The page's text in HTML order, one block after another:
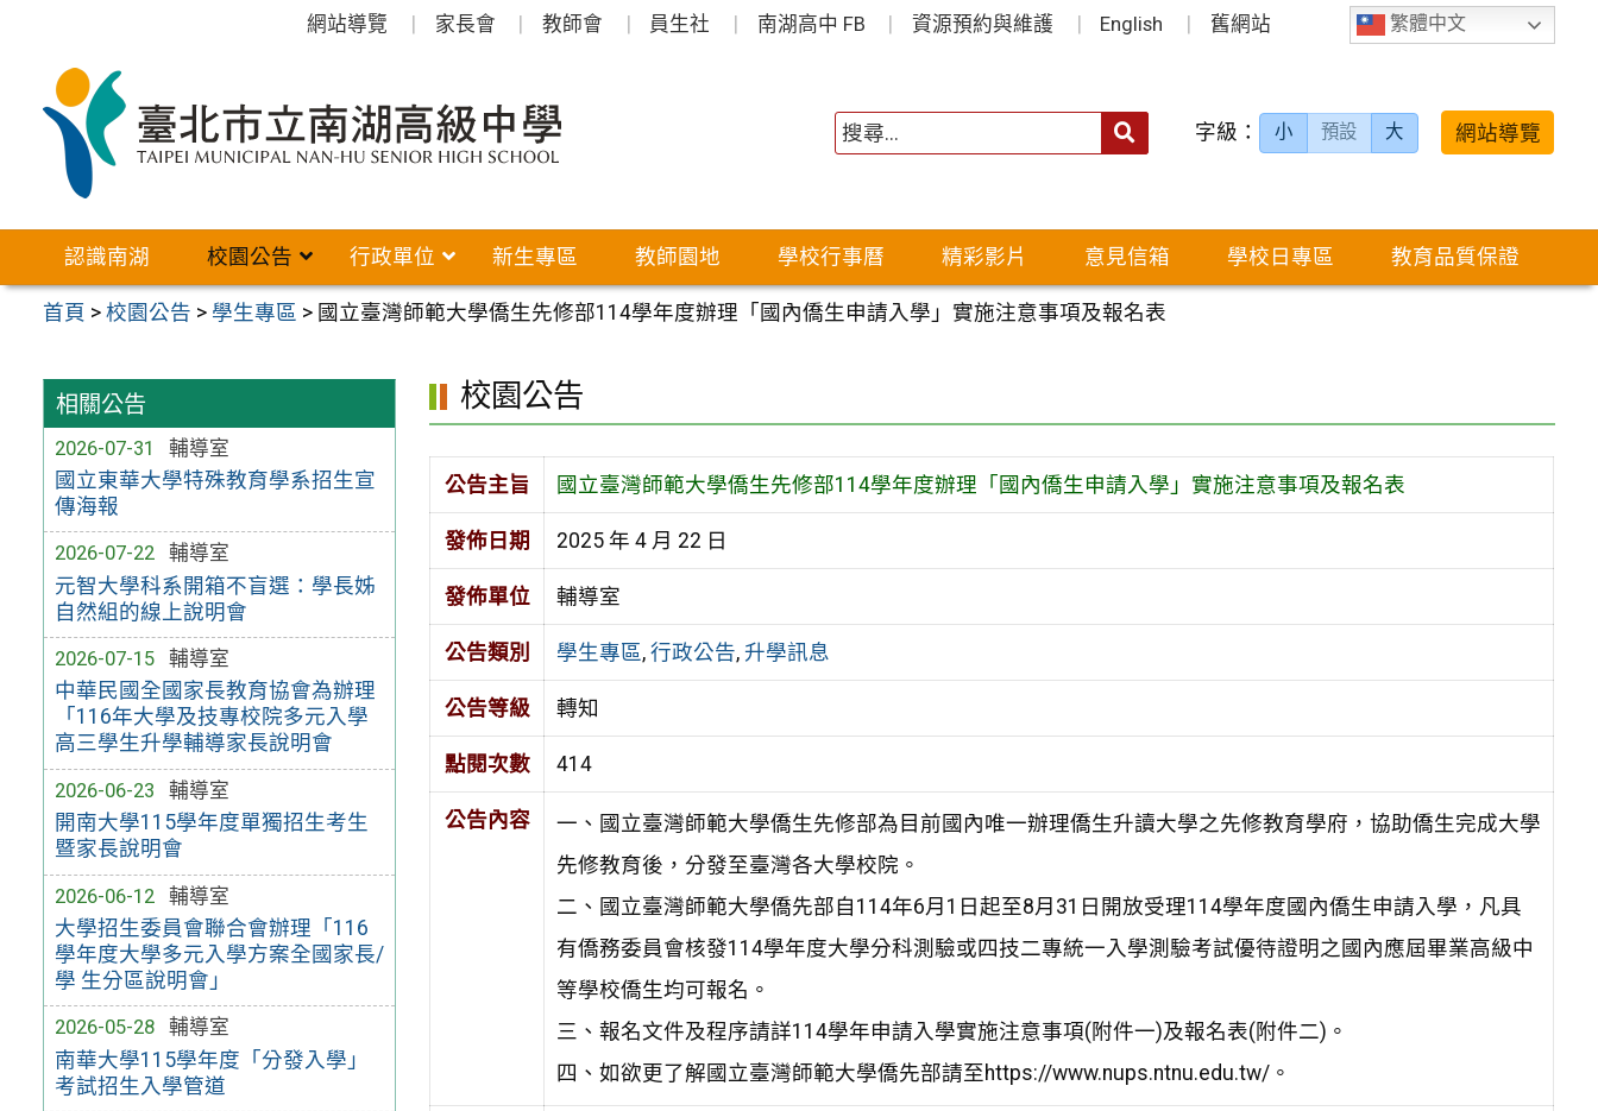
繁體中文
網站導覽 家長會 教師會 員生社 南湖高中 FB 資源預約與維護 English 舊網站
字級： 小 預設 大 網站導覽
認識南湖 校園公告 行政單位 新生專區 教師園地 學校行事曆 精彩影片 意見信箱 學校日專區 教育品質保證
首頁 >校園公告 > 學生專區 > 國立臺灣師範大學僑生先修部114學年度辦理「國內僑生申請入學」實施注意事項及報名表
相關公告
2026-07-31
輔導室
國立東華大學特殊教育學系招生宣
傳海報
2026-07-22
輔導室
元智大學科系開箱不盲選：學長姊
自然組的線上說明會
2026-07-15
輔導室
中華民國全國家長教育協會為辦理
「116年大學及技專校院多元入學
高三學生升學輔導家長說明會
2026-06-23
輔導室
開南大學115學年度單獨招生考生
暨家長說明會
2026-06-12
輔導室
大學招生委員會聯合會辦理「116
學年度大學多元入學方案全國家長/
學 生分區說明會」
2026-05-28
輔導室
南華大學115學年度「分發入學」
考試招生入學管道
校園公告
公告主旨 國立臺灣師範大學僑生先修部114學年度辦理「國內僑生申請入學」實施注意事項及報名表
發佈日期 2025 年 4 月 22 日
發佈單位 輔導室
公告類別 學生專區, 行政公告, 升學訊息
公告等級 轉知
點閱次數 414
公告內容
一、國立臺灣師範大學僑生先修部為目前國內唯一辦理僑生升讀大學之先修教育學府，協助僑生完成大學
先修教育後，分發至臺灣各大學校院。
二、國立臺灣師範大學僑先部自114年6月1日起至8月31日開放受理114學年度國內僑生申請入學，凡具
有僑務委員會核發114學年度大學分科測驗或四技二專統一入學測驗考試優待證明之國內應屆畢業高級中
等學校僑生均可報名。
三、報名文件及程序請詳114學年申請入學實施注意事項(附件一)及報名表(附件二)。
四、如欲更了解國立臺灣師範大學僑先部請至https://www.nups.ntnu.edu.tw/。